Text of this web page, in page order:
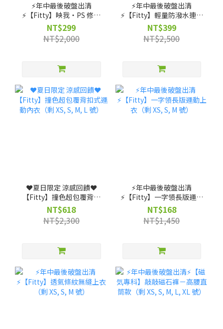
⚡️年中最後破盤出清
⚡️【Fitty】映我・PS 修身
運動長褲（稜鏡藍／電光
紫）（剩 L, XL 號）
NT$299
NT$2,000
⚡️年中最後破盤出清
⚡️【Fitty】輕量防潑水連帽
機能外套（剩 S, M, L, XL
號）
NT$399
NT$2,500
❤️夏日限定 涼感回饋❤️
【Fitty】撞色超包覆背扣
式運動內衣（剩 XS, S, M, L
號）
NT$618
NT$2,300
⚡️年中最後破盤出清
⚡️【Fitty】一字領長版運動
上衣（剩 XS, S, M 號）
NT$168
NT$1,450